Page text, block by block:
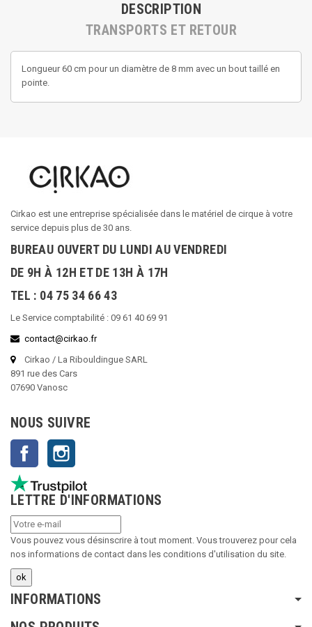
DESCRIPTION
TRANSPORTS ET RETOUR
Longueur 60 cm pour un diamètre de 8 mm avec un bout taillé en
pointe.
Cirkao est une entreprise spécialisée dans le matériel de cirque à votre
service depuis plus de 30 ans.
BUREAU OUVERT DU LUNDI AU VENDREDI
DE 9H À 12H ET DE 13H À 17H
TEL : 04 75 34 66 43
Le Service comptabilité : 09 61 40 69 91
contact@cirkao.fr
Cirkao / La Ribouldingue SARL
891 rue des Cars
07690 Vanosc
NOUS SUIVRE
Facebook
LETTRE D'INFORMATIONS
Vous pouvez vous désinscrire à tout moment. Vous trouverez pour cela
nos informations de contact dans les conditions d'utilisation du site.
INFORMATIONS